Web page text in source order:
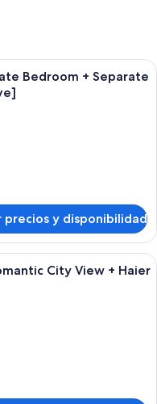
de hotel moderna con
Bedroom + Separate
precios y disponibilidad
habitación de hotel moderna
City View + Haier